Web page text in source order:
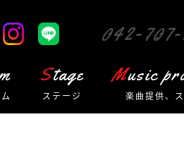
042-
Stage
ステージ
Music
楽曲提供、